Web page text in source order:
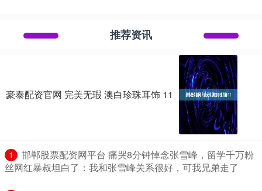
推荐资讯
豪泰配资官网 完美无瑕 澳白珍珠耳饰 11
1
​邯郸股票配资网平台 痛哭8分钟悼念张雪峰，留学千万粉
丝网红暴叔坦白了：我和张雪峰关系很好，可我兄弟走了